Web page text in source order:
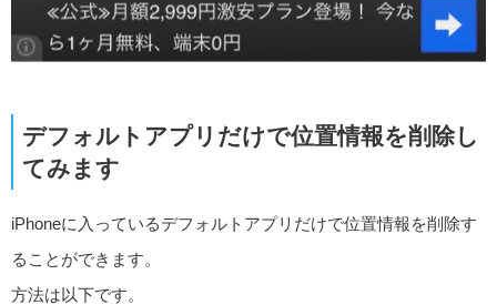
デフォルトアプリだけで位置情報を削除し
てみます
iPhoneに入っているデフォルトアプリだけで位置情報を削除す
ることができます。
方法は以下です。